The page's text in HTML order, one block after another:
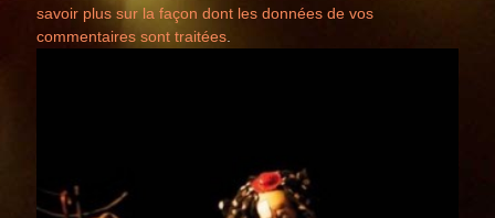
savoir plus sur la façon dont les données de vos
commentaires sont traitées